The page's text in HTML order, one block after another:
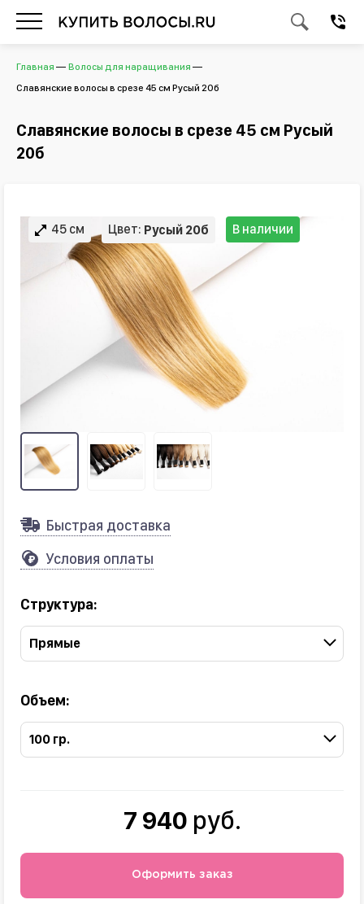
Главная
Волосы для наращивания
Славянские волосы в срезе 45 см Русый 20б
Славянские волосы в срезе 45 см Русый
20б
45 см Цвет: Русый 20б В наличии
Быстрая доставка
Условия оплаты
Структура:
Прямые
Объем:
100 гр.
7 940 руб.
Оформить заказ